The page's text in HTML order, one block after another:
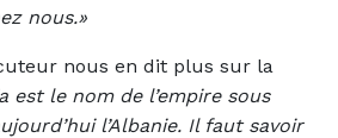
nous.»
nous en dit plus sur la
est le nom de l’empire sous
l’Albanie. Il faut savoir